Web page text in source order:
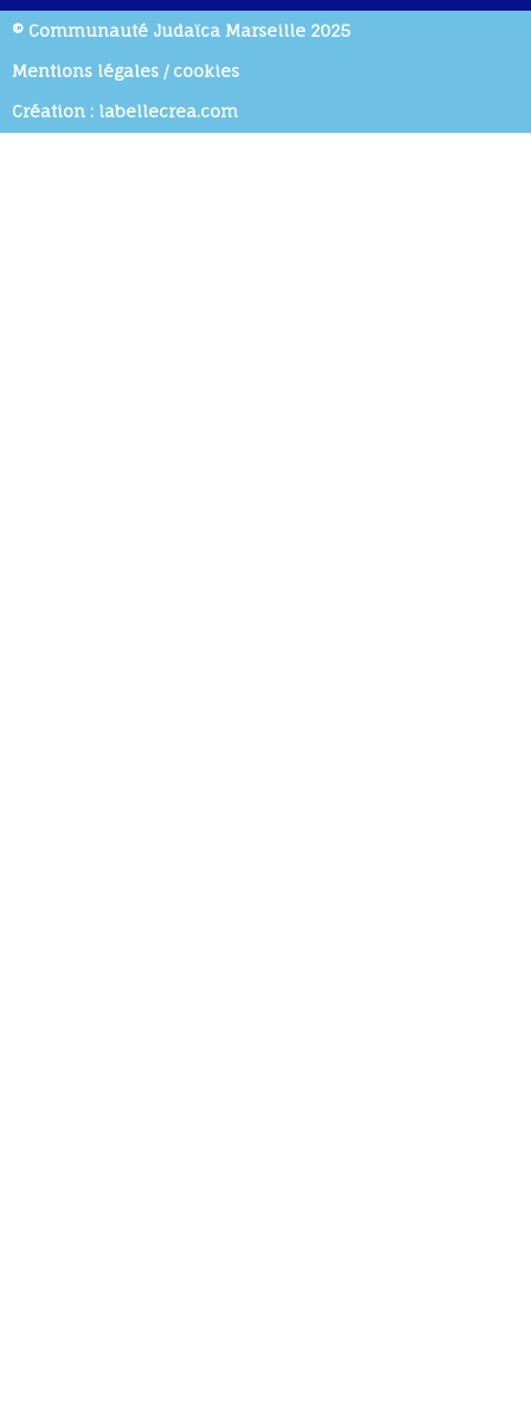
© Communauté Judaïca Marseille 2025
Mentions légales / cookies
Création : labellecrea.com